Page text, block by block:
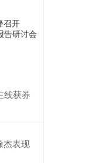
召开
告研讨会
线获券
杰表现